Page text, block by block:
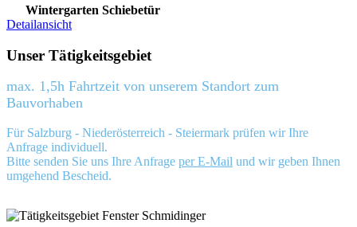
Wintergarten Schiebetür
Detailansicht
Unser Tätigkeitsgebiet
max. 1,5h Fahrtzeit von unserem Standort zum
Bauvorhaben
Für Salzburg - Niederösterreich - Steiermark prüfen wir Ihre
Anfrage individuell.
Bitte senden Sie uns Ihre Anfrage per E-Mail und wir geben Ihnen
umgehend Bescheid.